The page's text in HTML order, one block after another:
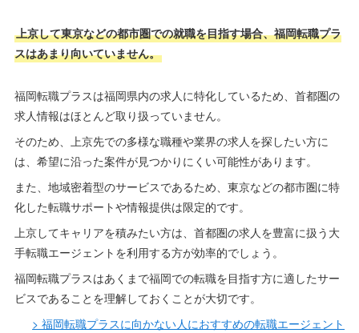
上京して東京などの都市圏での就職を目指す場合、福岡転職プラ
スはあまり向いていません。
福岡転職プラスは福岡県内の求人に特化しているため、首都圏の
求人情報はほとんど取り扱っていません。
そのため、上京先での多様な職種や業界の求人を探したい方に
は、希望に沿った案件が見つかりにくい可能性があります。
また、地域密着型のサービスであるため、東京などの都市圏に特
化した転職サポートや情報提供は限定的です。
上京してキャリアを積みたい方は、首都圏の求人を豊富に扱う大
手転職エージェントを利用する方が効率的でしょう。
福岡転職プラスはあくまで福岡での転職を目指す方に適したサー
ビスであることを理解しておくことが大切です。
> 福岡転職プラスに向かない人におすすめの転職エージェント